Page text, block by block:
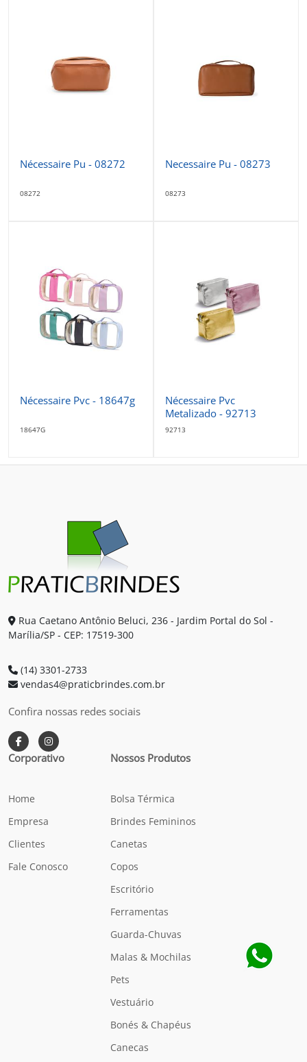
Nécessaire Pu - 08272
08272
Necessaire Pu - 08273
08273
Nécessaire Pvc - 18647g
18647G
Nécessaire Pvc
Metalizado - 92713
92713
Rua Caetano Antônio Beluci, 236 - Jardim Portal do Sol -
Marília/SP - CEP: 17519-300
(14) 3301-2733
vendas4@praticbrindes.com.br
Confira nossas redes sociais
Corporativo
Home
Empresa
Clientes
Fale Conosco
Nossos Produtos
Bolsa Térmica
Brindes Femininos
Canetas
Copos
Escritório
Ferramentas
Guarda-Chuvas
Malas & Mochilas
Pets
Vestuário
Bonés & Chapéus
Canecas